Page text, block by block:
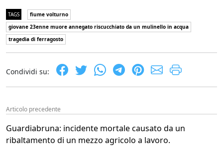
TAGS
fiume volturno
giovane 23enne muore annegato riscucchiato da un mulinello in acqua
tragedia di ferragosto
Condividi su:
Articolo precedente
Guardiabruna: incidente mortale causato da un
ribaltamento di un mezzo agricolo a lavoro.